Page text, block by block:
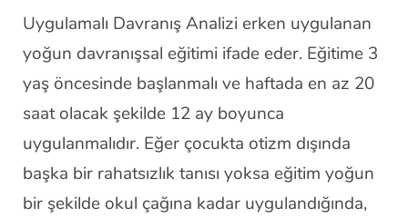
Uygulamalı Davranış Analizi erken uygulanan
yoğun davranışsal eğitimi ifade eder. Eğitime 3
yaş öncesinde başlanmalı ve haftada en az 20
saat olacak şekilde 12 ay boyunca
uygulanmalıdır. Eğer çocukta otizm dışında
başka bir rahatsızlık tanısı yoksa eğitim yoğun
bir şekilde okul çağına kadar uygulandığında,